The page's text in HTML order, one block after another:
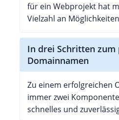
für ein Webprojekt hat
Vielzahl an
In drei Schritten zum
Domainnamen
Zu einem erfolgreichen
immer zwei
schnelles und